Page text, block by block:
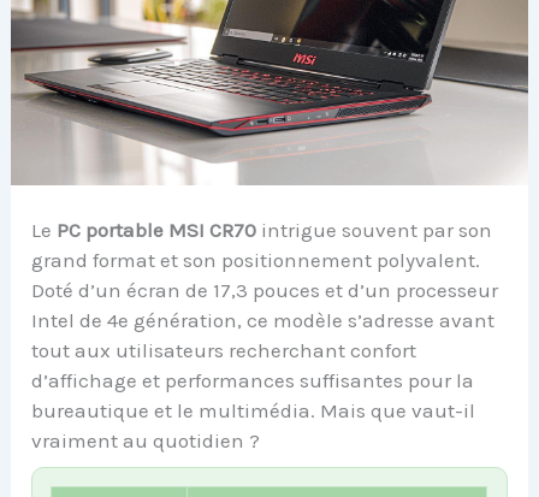
Le PC portable MSI CR70 intrigue souvent par son
grand format et son positionnement polyvalent.
Doté d’un écran de 17,3 pouces et d’un processeur
Intel de 4e génération, ce modèle s’adresse avant
tout aux utilisateurs recherchant confort
d’affichage et performances suffisantes pour la
bureautique et le multimédia. Mais que vaut-il
vraiment au quotidien ?